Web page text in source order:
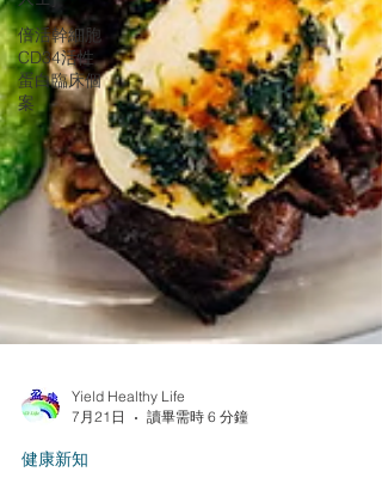
倍活幹細胞
CD34活性
蛋白臨床個
案
7月21日